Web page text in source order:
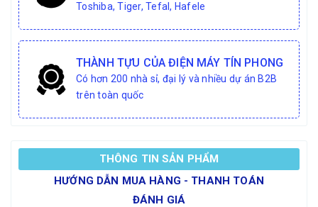
Toshiba, Tiger, Tefal, Hafele
THÀNH TỰU CỦA ĐIỆN MÁY TÍN PHONG
Có hơn 200 nhà sỉ, đại lý và nhiều dự án B2B
trên toàn quốc
THÔNG TIN SẢN PHẨM
HƯỚNG DẪN MUA HÀNG - THANH TOÁN
ĐÁNH GIÁ